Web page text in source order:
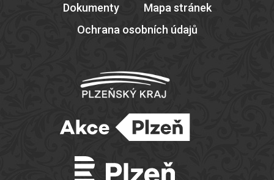
Dokumenty
Mapa stránek
Ochrana osobních údajů